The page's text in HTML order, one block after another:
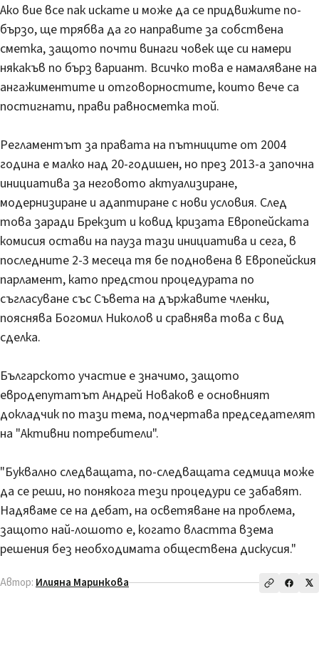
Ако вие все пак искате и може да се придвижите по-
бързо, ще трябва да го направите за собствена
сметка, защото почти винаги човек ще си намери
някакъв по бърз вариант. Всичко това е намаляване на
ангажиментите и отговорностите, които вече са
постигнати, прави равносметка той.
Регламентът за правата на пътниците от 2004
година е малко над 20-годишен, но през 2013-а започна
инициатива за неговото актуализиране,
модернизиране и адаптиране с нови условия. След
това заради Брекзит и ковид кризата Европейската
комисия остави на пауза тази инициатива и сега, в
последните 2-3 месеца тя бе подновена в Европейския
парламент, като предстои процедурата по
съгласуване със Съвета на държавите членки,
пояснява Богомил Николов и сравнява това с вид
сделка.
Българското участие е значимо, защото
евродепутатът Андрей Новаков е основният
докладчик по тази тема, подчертава председателят
на "Активни потребители".
"Буквално следващата, по-следващата седмица може
да се реши, но понякога тези процедури се забавят.
Надяваме се на дебат, на осветяване на проблема,
защото най-лошото е, когато властта взема
решения без необходимата обществена дискусия."
Автор: Илияна Маринкова